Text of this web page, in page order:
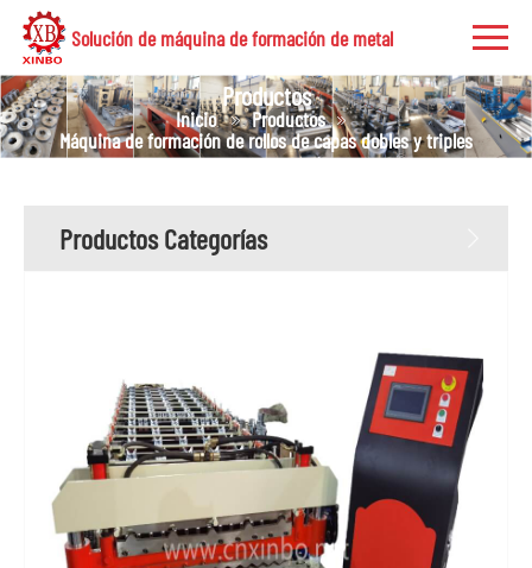
Solución de máquina de formación de metal
Productos
Inicio
Productos
Máquina de formación de rollos de capas dobles y triples
Productos Categorías